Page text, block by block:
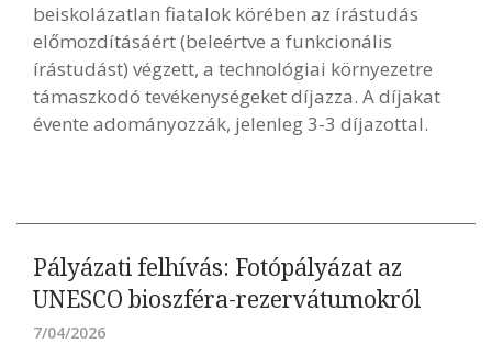
beiskolázatlan fiatalok körében az írástudás
előmozdításáért (beleértve a funkcionális
írástudást) végzett, a technológiai környezetre
támaszkodó tevékenységeket díjazza. A díjakat
évente adományozzák, jelenleg 3-3 díjazottal.
Pályázati felhívás: Fotópályázat az
UNESCO bioszféra-rezervátumokról
7/04/2026